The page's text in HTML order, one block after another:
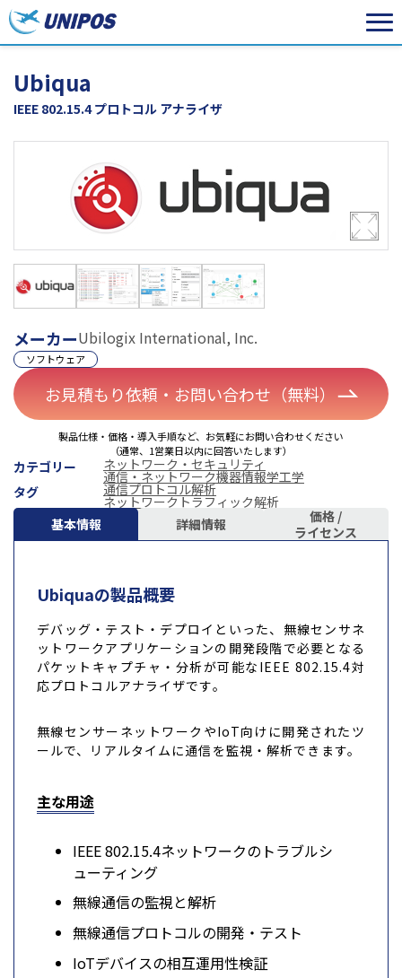
Ubiqua
IEEE 802.15.4 プロトコル アナライザ
メーカーUbilogix International, Inc.
ソフトウェア
お見積もり依頼・お問い合わせ（無料）
製品仕様・価格・導入手順など、お気軽にお問い合わせください
（通常、1営業日以内に回答いたします）
カテゴリー ネットワーク・セキュリティ
通信・ネットワーク機器情報学工学
タグ
通信プロトコル解析
ネットワークトラフィック解析
基本情報
詳細情報
価格 /
ライセンス
Ubiquaの製品概要
デバッグ・テスト・デプロイといった、無線センサネ
ットワークアプリケーションの開発段階で必要となる
パケットキャプチャ・分析が可能なIEEE 802.15.4対
応プロトコルアナライザです。
無線センサーネットワークやIoT向けに開発されたツ
ールで、リアルタイムに通信を監視・解析できます。
主な用途
IEEE 802.15.4ネットワークのトラブルシ
ューティング
無線通信の監視と解析
無線通信プロトコルの開発・テスト
IoTデバイスの相互運用性検証